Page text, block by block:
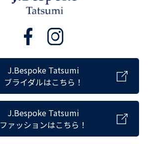
J.Bespoke Tatsumi
ブライダルはこちら！
J.Bespoke Tatsumi
ファッションはこちら！